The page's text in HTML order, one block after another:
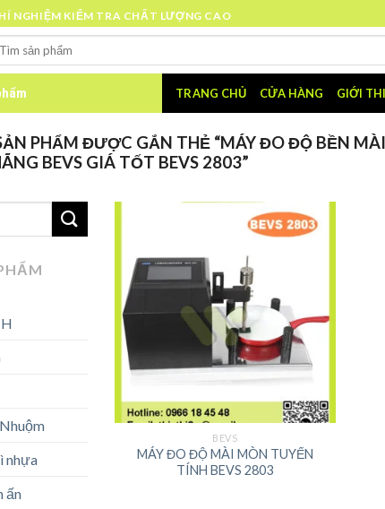
NGHIỆM KIỂM TRA CHẤT LƯỢNG CAO
TRANG CHỦ CỬA HÀNG GIỚI
PHẨM ĐƯỢC GẮN THẺ “MÁY ĐO ĐỘ BỀN MÀI
BEVS GIÁ TỐT BEVS 2803”
nhựa
ấn
BEVS
MÁY ĐO ĐỘ MÀI MÒN TUYẾN
TÍNH BEVS 2803